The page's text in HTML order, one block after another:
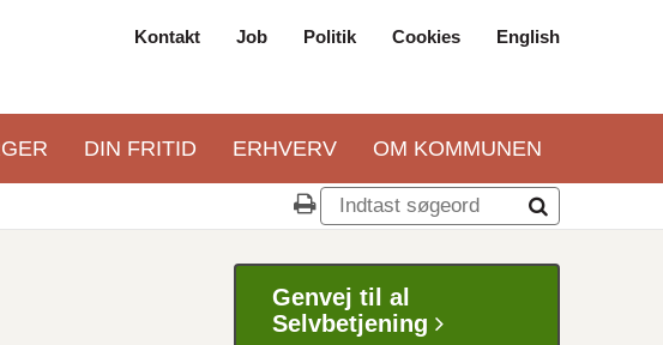
navigation
Kontakt Job Politik Cookies English
DIN FRITID ERHVERV OM KOMMUNEN
Genvej til al
Selvbetjening